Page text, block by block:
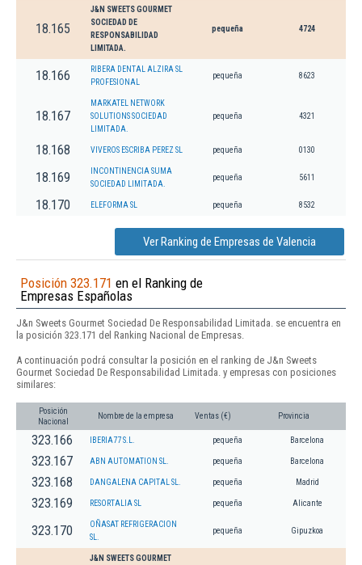
18.165
J&N SWEETS GOURMET
SOCIEDAD DE
RESPONSABILIDAD
LIMITADA.
pequeña 4724
18.166
RIBERA DENTAL ALZIRA SL
PROFESIONAL
pequeña 8623
18.167
MARKATEL NETWORK
SOLUTIONS SOCIEDAD
LIMITADA.
pequeña 4321
18.168 VIVEROS ESCRIBA PEREZ SL pequeña 0130
18.169
INCONTINENCIA SUMA
SOCIEDAD LIMITADA.
pequeña 5611
18.170 ELEFORMA SL pequeña 8532
Ver Ranking de Empresas de Valencia
Posición 323.171 en el Ranking de
Empresas Españolas
J&n Sweets Gourmet Sociedad De Responsabilidad Limitada. se encuentra en
la posición 323.171 del Ranking Nacional de Empresas.
A continuación podrá consultar la posición en el ranking de J&n Sweets
Gourmet Sociedad De Responsabilidad Limitada. y empresas con posiciones
similares:
Posición
Nacional
Nombre de la empresa Ventas (€) Provincia
323.166 IBERIA77 S.L. pequeña Barcelona
323.167 ABN AUTOMATION SL. pequeña Barcelona
323.168 DANGALENA CAPITAL SL. pequeña Madrid
323.169 RESORTALIA SL pequeña Alicante
323.170
OÑASAT REFRIGERACION
SL.
pequeña Gipuzkoa
J&N SWEETS GOURMET